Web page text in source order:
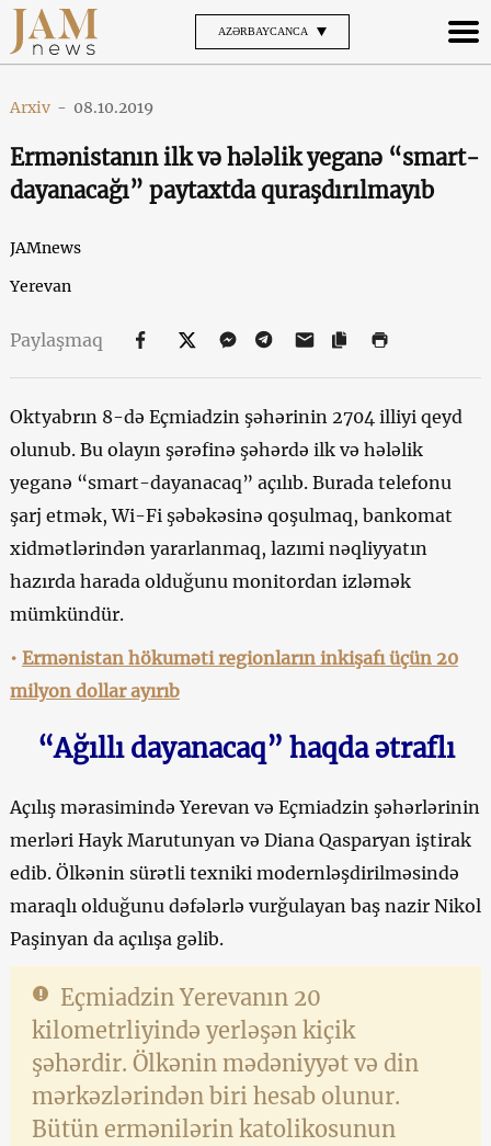
AZƏRBAYCANCA
Arxiv - 08.10.2019
Ermənistanın ilk və hələlik yeganə “smart-
dayanacağı” paytaxtda quraşdırılmayıb
JAMnews
Yerevan
Paylaşmaq
Oktyabrın 8-də Eçmiadzin şəhərinin 2704 illiyi qeyd
olunub. Bu olayın şərəfinə şəhərdə ilk və hələlik
yeganə “smart-dayanacaq” açılıb. Burada telefonu
şarj etmək, Wi-Fi şəbəkəsinə qoşulmaq, bankomat
xidmətlərindən yararlanmaq, lazımi nəqliyyatın
hazırda harada olduğunu monitordan izləmək
mümkündür.
• Ermənistan hökuməti regionların inkişafı üçün 20
milyon dollar ayırıb
“Ağıllı dayanacaq” haqda ətraflı
Açılış mərasimində Yerevan və Eçmiadzin şəhərlərinin
merləri Hayk Marutunyan və Diana Qasparyan iştirak
edib. Ölkənin sürətli texniki modernləşdirilməsində
maraqlı olduğunu dəfələrlə vurğulayan baş nazir Nikol
Paşinyan da açılışa gəlib.
Eçmiadzin Yerevanın 20
kilometrliyində yerləşən kiçik
şəhərdir. Ölkənin mədəniyyət və din
mərkəzlərindən biri hesab olunur.
Bütün ermənilərin katolikosunun